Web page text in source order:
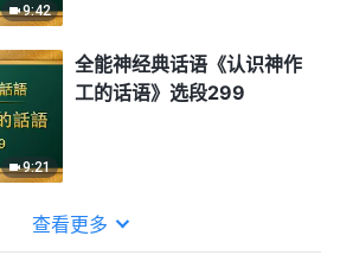
9:42
9:21
全能神经典话语《认识神作
工的话语》选段299
查看更多